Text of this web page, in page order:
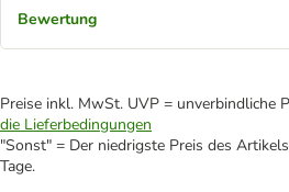
Bewertung
Preise inkl. MwSt. UVP = unverbindliche
die Lieferbedingungen
"Sonst" = Der niedrigste Preis des
Tage.